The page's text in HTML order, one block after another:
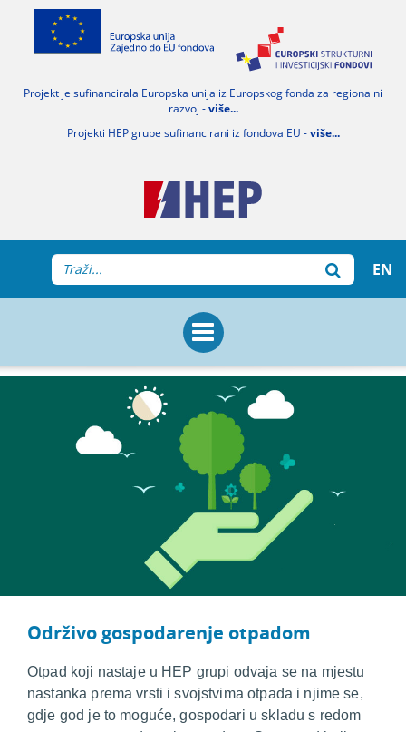
Projekt je sufinancirala Europska unija iz Europskog fonda za regionalni
razvoj -više...
Projekti HEP grupe sufinancirani iz fondova EU -više...
EN
Održivo gospodarenje otpadom
Otpad koji nastaje u HEP grupi odvaja se na mjestu
nastanka prema vrsti i svojstvima otpada i njime se,
gdje god je to moguće, gospodari u skladu s redom